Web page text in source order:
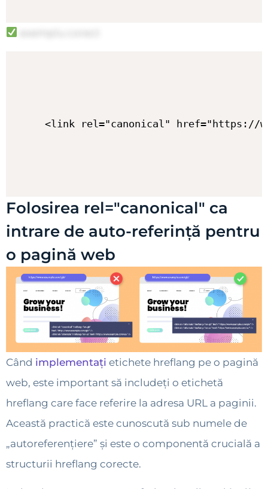
Folosirea rel="canonical" ca
intrare de auto-referință pentru
o pagină web
Când implementați etichete hreflang pe o pagină
web, este important să includeți o etichetă
hreflang care face referire la adresa URL a paginii.
Această practică este cunoscută sub numele de
„autoreferențiere” și este o componentă crucială a
structurii hreflang corecte.